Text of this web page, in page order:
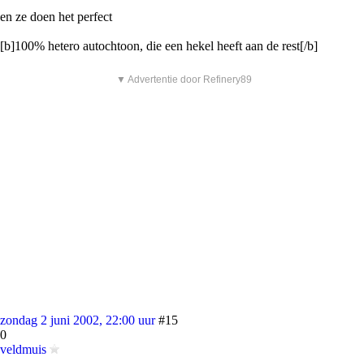
en ze doen het perfect
[b]100% hetero autochtoon, die een hekel heeft aan de rest[/b]
▼ Advertentie door Refinery89
zondag 2 juni 2002, 22:00 uur #15
0
veldmuis